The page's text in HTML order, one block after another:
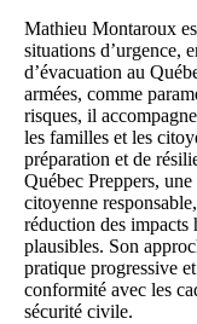
Mathieu Montaroux
situations d’urgence,
d’évacuation au
armées, comme
risques, il
les familles et les
préparation et de
Québec Preppers,
citoyenne
réduction des impacts
plausibles. Son
pratique progressive
conformité avec les
sécurité civile.